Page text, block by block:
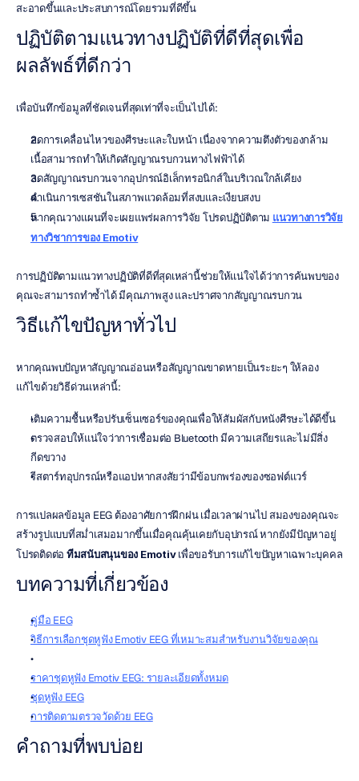
สะอาดขึ้นและประสบการณ์โดยรวมที่ดีขึ้น
ปฏิบัติตามแนวทางปฏิบัติที่ดีที่สุดเพื่อ
ผลลัพธ์ที่ดีกว่า
เพื่อบันทึกข้อมูลที่ชัดเจนที่สุดเท่าที่จะเป็นไปได้:
ลดการเคลื่อนไหวของศีรษะและใบหน้า เนื่องจากความตึงตัวของกล้าม
เนื้อสามารถทำให้เกิดสัญญาณรบกวนทางไฟฟ้าได้
ลดสัญญาณรบกวนจากอุปกรณ์อิเล็กทรอนิกส์ในบริเวณใกล้เคียง
ดำเนินการเซสชันในสภาพแวดล้อมที่สงบและเงียบสงบ
หากคุณวางแผนที่จะเผยแพร่ผลการวิจัย โปรดปฏิบัติตาม แนวทางการวิจัย
ทางวิชาการของ Emotiv
การปฏิบัติตามแนวทางปฏิบัติที่ดีที่สุดเหล่านี้ช่วยให้แน่ใจได้ว่าการค้นพบของ
คุณจะสามารถทำซ้ำได้ มีคุณภาพสูง และปราศจากสัญญาณรบกวน
วิธีแก้ไขปัญหาทั่วไป
หากคุณพบปัญหาสัญญาณอ่อนหรือสัญญาณขาดหายเป็นระยะๆ ให้ลอง
แก้ไขด้วยวิธีด่วนเหล่านี้:
เติมความชื้นหรือปรับเซ็นเซอร์ของคุณเพื่อให้สัมผัสกับหนังศีรษะได้ดีขึ้น
ตรวจสอบให้แน่ใจว่าการเชื่อมต่อ Bluetooth มีความเสถียรและไม่มีสิ่ง
กีดขวาง
รีสตาร์ทอุปกรณ์หรือแอปหากสงสัยว่ามีข้อบกพร่องของซอฟต์แวร์
การแปลผลข้อมูล EEG ต้องอาศัยการฝึกฝน เมื่อเวลาผ่านไป สมองของคุณจะ
สร้างรูปแบบที่สม่ำเสมอมากขึ้นเมื่อคุณคุ้นเคยกับอุปกรณ์ หากยังมีปัญหาอยู่
โปรดติดต่อ ทีมสนับสนุนของ Emotiv เพื่อขอรับการแก้ไขปัญหาเฉพาะบุคคล
บทความที่เกี่ยวข้อง
คู่มือ EEG
วิธีการเลือกชุดหูฟัง Emotiv EEG ที่เหมาะสมสำหรับงานวิจัยของคุณ
ราคาชุดหูฟัง Emotiv EEG: รายละเอียดทั้งหมด
ชุดหูฟัง EEG
การติดตามตรวจวัดด้วย EEG
คำถามที่พบบ่อย